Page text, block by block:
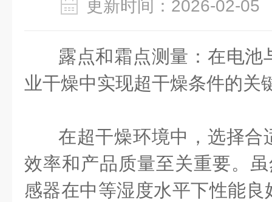
更新时间：2026-02-
露点和霜点测量：在电池
业干燥中实现超干燥条件的关
在超干燥环境中，选择合
效率和产品质量至关重要。
感器在中等湿度水平下性能